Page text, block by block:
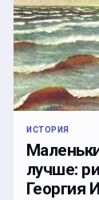
ИСТОРИЯ
лучше:
Георгия